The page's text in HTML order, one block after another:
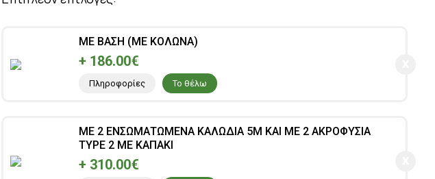
ΜΕ ΒΑΣΗ (ΜΕ ΚΟΛΩΝΑ)
+ 186.00€
Πληροφορίες Το θέλω
ΜΕ 2 ΕΝΣΩΜΑΤΩΜΕΝΑ ΚΑΛΩΔΙΑ 5M ΚΑΙ ΜΕ 2 ΑΚΡΟΦΥΣΙΑ
TYPE 2 ΜΕ ΚΑΠΑΚΙ
+ 310.00€